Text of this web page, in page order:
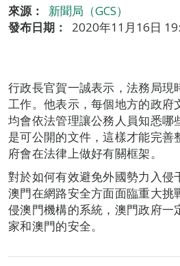
來源：
新聞局（GCS）
發布日期：
2020年11月16日
行政長官賀一誠表示，法務局現
工作。他表示，每個地方的政府
均會依法管理讓公務人員知悉哪
是可公開的文件，這樣才能完善
府會在法律上做好有關框架。
對於如何有效避免外國勢力入侵
澳門在網路安全方面面臨重大挑
侵澳門機構的系統，澳門政府一
家和澳門的安全。